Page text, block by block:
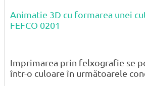
Animatie 3D cu formarea unei
FEFCO 0201
Imprimarea prin felxografie se
într-o culoare în următoarele